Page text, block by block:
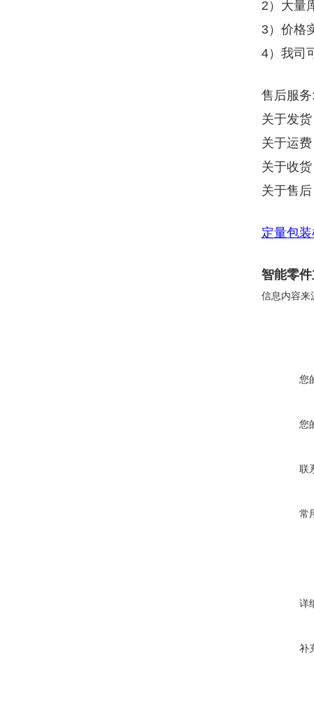
2）大量
3）价格
4）我司
售后服务
关于发
关于运
关于收
关于售
定量包
智能零
信息内容来
您
您
联
常
详
补